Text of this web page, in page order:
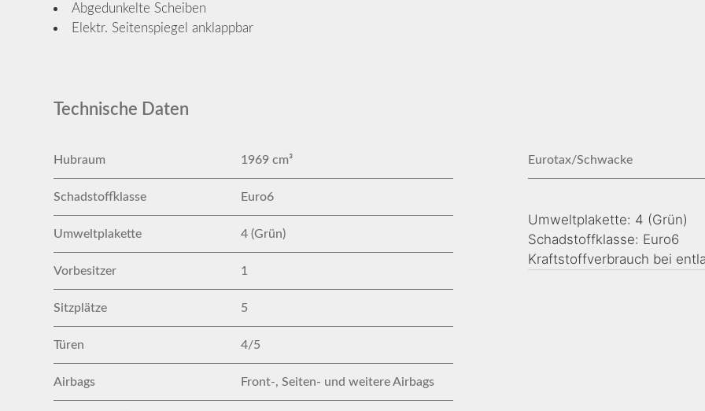
Abgedunkelte Scheiben
Elektr. Seitenspiegel anklappbar
Technische Daten
Hubraum 1969 cm³
Schadstoffklasse Euro6
Umweltplakette 4 (Grün)
Vorbesitzer 1
Sitzplätze 5
Türen 4/5
Airbags Front-, Seiten- und weitere Airbags
Eurotax/Schwacke
Umweltplakette: 4 (Grün)
Schadstoffklasse: Euro6
Kraftstoffverbrauch bei